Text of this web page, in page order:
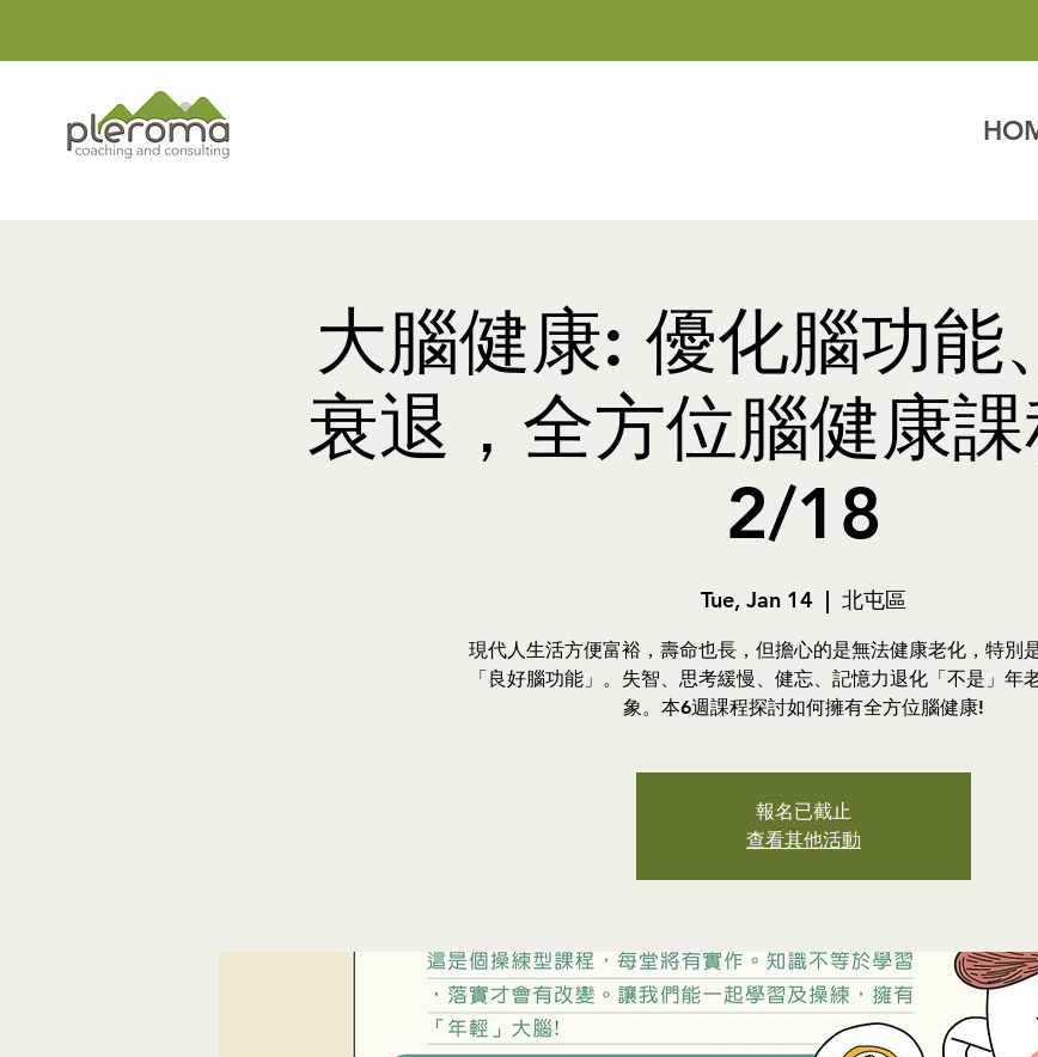
大腦健康: 優化腦功能
衰退，全方位腦健康
2/18
Tue, Jan 14
  |
北屯區
現代人生活方便富裕，壽命也長，但擔心的是無法健康老化，特別
「良好腦功能」。失智、思考緩慢、健忘、記憶力退化「不是」年
象。本6週課程探討如何擁有全方位腦健康!
報名已截止
查看其他活動